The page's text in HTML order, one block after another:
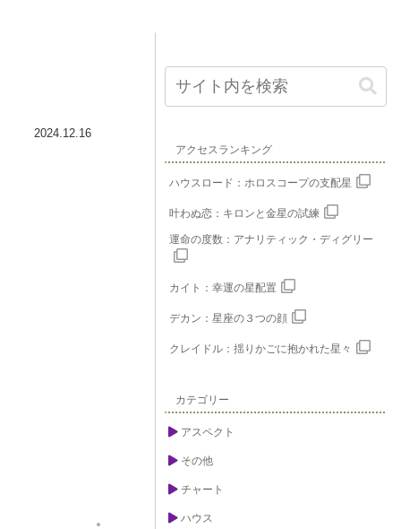
2024.12.16
アクセスランキング
ハウスロード：ホロスコープの支配星
叶わぬ恋：キロンと金星の試練
運命の度数：アナリティック・ディグリー
カイト：幸運の星配置
デカン：星座の３つの顔
クレイドル：揺りかごに抱かれた星々
カテゴリー
アスペクト
その他
チャート
ハウス